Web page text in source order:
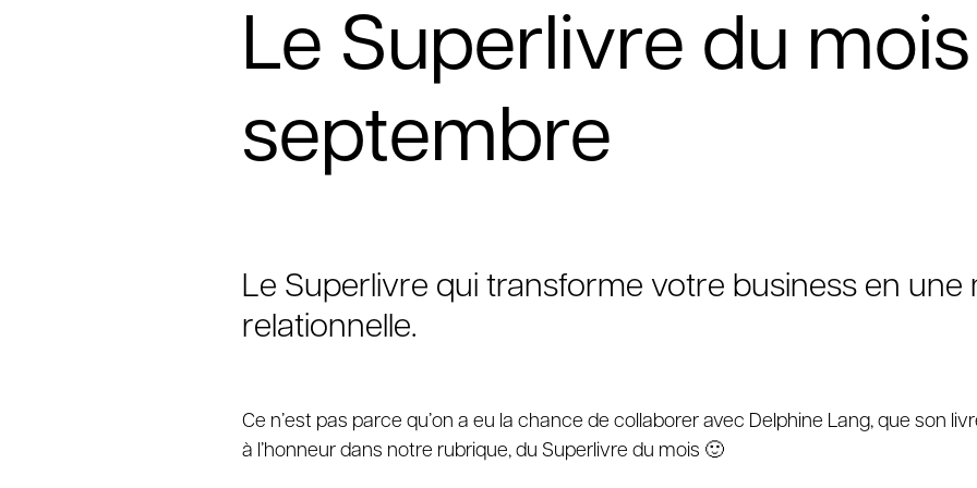
Le Superlivre du
septembre
Le Superlivre qui transforme votre business en une
relationnelle.
Ce n’est pas parce qu’on a eu la chance de collaborer avec Delphine Lang, que son
à l’honneur dans notre rubrique, du Superlivre du mois 🙂